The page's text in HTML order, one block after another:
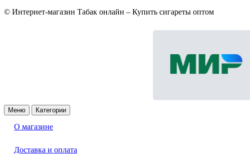
© Интернет-магазин Табак онлайн – Купить сигареты оптом
Меню Категории
О магазине
Доставка и оплата